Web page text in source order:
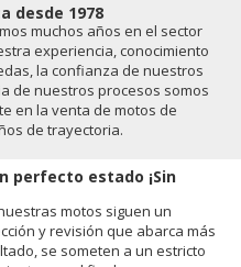
desde 1978
muchos años en el sector
experiencia, conocimiento
la conﬁanza de nuestros
de nuestros procesos somos
en la venta de motos de
de trayectoria.
perfecto estado ¡Sin
motos siguen un
y revisión que abarca más
se someten a un estricto